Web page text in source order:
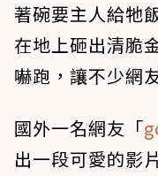
著碗要主人給牠
在地上砸出清脆
嚇跑，讓不少網
國外一名網友「
出一段可愛的影